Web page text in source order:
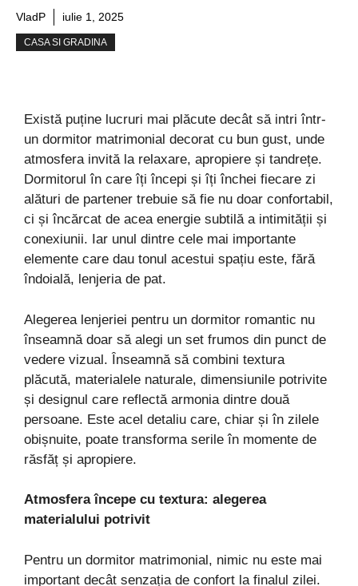
VladP iulie 1, 2025
CASA SI GRADINA
Există puține lucruri mai plăcute decât să intri într-
un dormitor matrimonial decorat cu bun gust, unde
atmosfera invită la relaxare, apropiere și tandrețe.
Dormitorul în care îți începi și îți închei fiecare zi
alături de partener trebuie să fie nu doar confortabil,
ci și încărcat de acea energie subtilă a intimității și
conexiunii. Iar unul dintre cele mai importante
elemente care dau tonul acestui spațiu este, fără
îndoială, lenjeria de pat.
Alegerea lenjeriei pentru un dormitor romantic nu
înseamnă doar să alegi un set frumos din punct de
vedere vizual. Înseamnă să combini textura
plăcută, materialele naturale, dimensiunile potrivite
și designul care reflectă armonia dintre două
persoane. Este acel detaliu care, chiar și în zilele
obișnuite, poate transforma serile în momente de
răsfăț și apropiere.
Atmosfera începe cu textura: alegerea
materialului potrivit
Pentru un dormitor matrimonial, nimic nu este mai
important decât senzația de confort la finalul zilei.